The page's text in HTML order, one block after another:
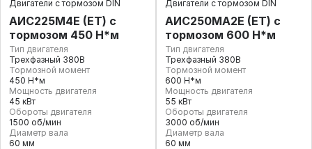
Двигатели с тормозом DIN
АИС225М4Е (ET) с
тормозом 450 Н*м
Тип двигателя
Трехфазный 380В
Тормозной момент
450 Н*м
Мощность двигателя
45 кВт
Обороты двигателя
1500 об/мин
Диаметр вала
60 мм
Двигатели с тормозом DIN
АИС250МА2Е (ET) с
тормозом 600 Н*м
Тип двигателя
Трехфазный 380В
Тормозной момент
600 Н*м
Мощность двигателя
55 кВт
Обороты двигателя
3000 об/мин
Диаметр вала
60 мм